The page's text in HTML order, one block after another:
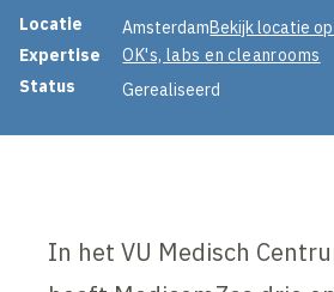
Projectinformatie
Locatie AmsterdamBekijk locatie
Expertise
OK's, labs en cleanrooms
Status
Gerealiseerd
In het VU Medisch